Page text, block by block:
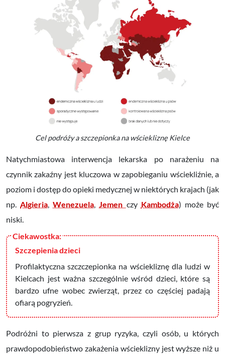
Cel podróży a szczepionka na wściekliznę Kielce
Natychmiastowa interwencja lekarska po narażeniu na
czynnik zakaźny jest kluczowa w zapobieganiu wściekliźnie, a
poziom i dostęp do opieki medycznej w niektórych krajach (jak
np.Algieria,Wenezuela,Jemen czy Kambodża) może być
niski.
Szczepienia dzieci
Profilaktyczna szczczepionka na wściekliznę dla ludzi w
Kielcach jest ważna szczególnie wśród dzieci, które są
bardzo ufne wobec zwierząt, przez co częściej padają
ofiarą pogryzień.
Podróżni to pierwsza z grup ryzyka, czyli osób, u których
prawdopodobieństwo zakażenia wścieklizny jest wyższe niż u